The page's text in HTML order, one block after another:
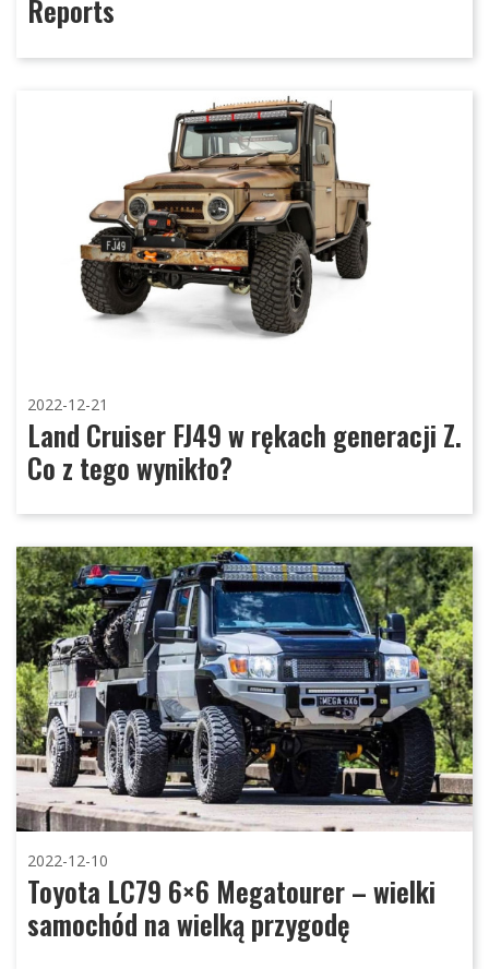
Reports
2022-12-21
Land Cruiser FJ49 w rękach generacji Z.
Co z tego wynikło?
2022-12-10
Toyota LC79 6×6 Megatourer – wielki
samochód na wielką przygodę